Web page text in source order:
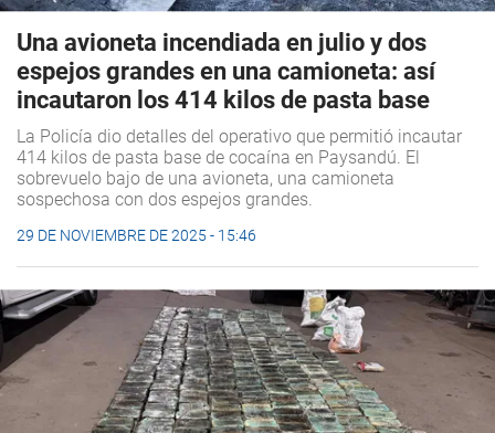
Una avioneta incendiada en julio y dos
espejos grandes en una camioneta: así
incautaron los 414 kilos de pasta base
La Policía dio detalles del operativo que permitió incautar
414 kilos de pasta base de cocaína en Paysandú. El
sobrevuelo bajo de una avioneta, una camioneta
sospechosa con dos espejos grandes.
29 DE NOVIEMBRE DE 2025 - 15:46